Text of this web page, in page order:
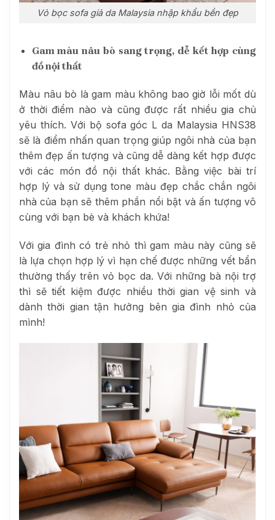
Vỏ bọc sofa giả da Malaysia nhập khẩu bền đẹp
Gam màu nâu bò sang trọng, dễ kết hợp cùng
đồ nội thất
Màu nâu bò là gam màu không bao giờ lỗi mốt dù
ở thời điểm nào và cũng được rất nhiều gia chủ
yêu thích. Với bộ sofa góc L da Malaysia HNS38
sẽ là điểm nhấn quan trọng giúp ngôi nhà của bạn
thêm đẹp ấn tượng và cũng dễ dàng kết hợp được
với các món đồ nội thất khác. Bằng việc bài trí
hợp lý và sử dụng tone màu đẹp chắc chắn ngôi
nhà của bạn sẽ thêm phần nổi bật và ấn tượng vô
cùng với bạn bè và khách khứa!
Với gia đình có trẻ nhỏ thì gam màu này cũng sẽ
là lựa chọn hợp lý vì hạn chế được những vết bẩn
thường thấy trên vỏ bọc da. Với những bà nội trợ
thì sẽ tiết kiệm được nhiều thời gian vệ sinh và
dành thời gian tận hưởng bên gia đình nhỏ của
mình!